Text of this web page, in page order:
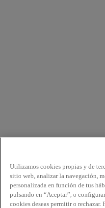
Utilizamos cookies propias y de
sitio web, analizar la navegación,
personalizada en función de tus
pulsando en “Aceptar”, o
cookies deseas permitir o rechazar.